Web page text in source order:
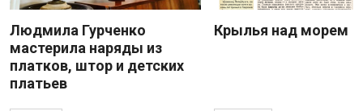
Людмила Гурченко
мастерила наряды из
платков, штор и детских
платьев
Крылья над морем